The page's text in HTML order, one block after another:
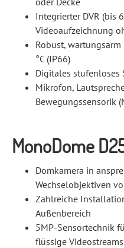
Integrierter DVR (bis
Videoaufzeichnung
Robust,
°C (IP66)
Digitales stufenloses
Mikrofon,
Bewegungssensorik
MonoDome
Domkamera in
Wechselobjektiven
Zahlreiche
Außenbereich
5MP-Sensortechnik
flüssige